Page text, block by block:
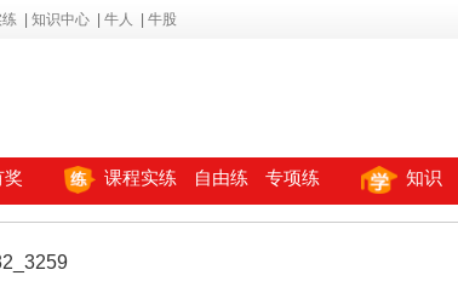
知识中心 牛人 牛股
奖 课程实练 自由练 专项练 知识